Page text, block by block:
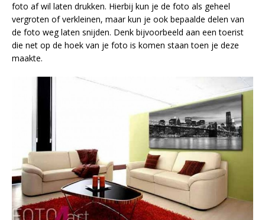
foto af wil laten drukken. Hierbij kun je de foto als geheel
vergroten of verkleinen, maar kun je ook bepaalde delen van
de foto weg laten snijden. Denk bijvoorbeeld aan een toerist
die net op de hoek van je foto is komen staan toen je deze
maakte.